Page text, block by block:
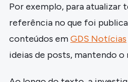
Por exemplo, para atualizar
referência no que foi
conteúdos emGDS Notícias
ideias de posts, mantendo